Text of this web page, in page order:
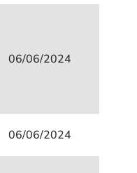
06/06/2024
06/06/2024